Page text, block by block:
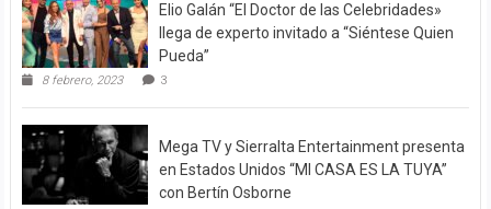
Elio Galán “El Doctor de las Celebridades»
llega de experto invitado a “Siéntese Quien
Pueda”
8 febrero, 2023 3
Mega TV y Sierralta Entertainment presenta
en Estados Unidos “MI CASA ES LA TUYA”
con Bertín Osborne